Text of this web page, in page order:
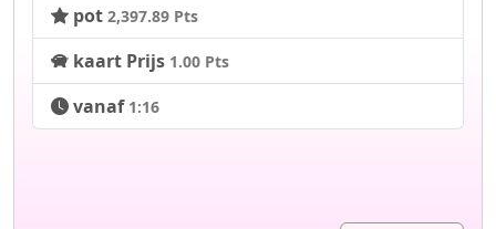
pot 2,397.89 Pts
kaart Prijs 1.00 Pts
vanaf 1:16